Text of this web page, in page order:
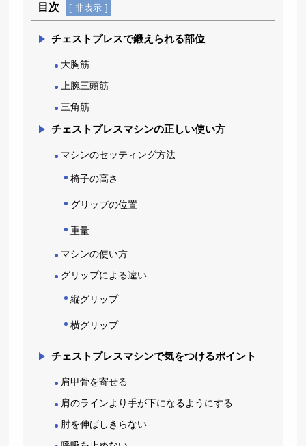
目次 [ 非表示 ]
チェストプレスで鍛えられる部位
大胸筋
上腕三頭筋
三角筋
チェストプレスマシンの正しい使い方
マシンのセッティング方法
椅子の高さ
グリップの位置
重量
マシンの使い方
グリップによる違い
縦グリップ
横グリップ
チェストプレスマシンで気をつけるポイント
肩甲骨を寄せる
肩のラインより手が下になるようにする
肘を伸ばしきらない